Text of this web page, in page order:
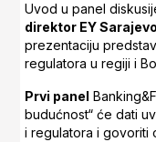
Uvod u panel
direktor EY Sarajevo
prezentaciju
regulatora u regiji i
Prvi panel
budućnost“ će dati
i regulatora i govoriti